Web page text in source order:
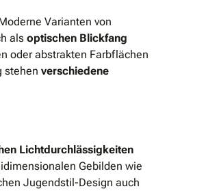
Varianten von
als optischen Blickfang
oder abstrakten Farbflächen
stehen verschiedene
Lichtdurchlässigkeiten
Gebilden wie
Jugendstil-Design auch